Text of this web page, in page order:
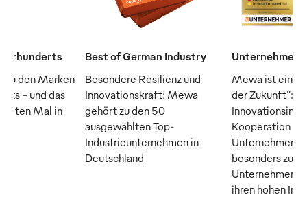
den Marken
– und das
Mal in
Best of German Industry
Besondere Resilienz und
Innovationskraft: Mewa
gehört zu den 50
ausgewählten Top-
Industrieunternehmen in
Deutschland
Unternehmen
Mewa ist ein
der Zukunft":
Kooperation
Unternehmer
besonders
Unternehmen,
ihren hohen